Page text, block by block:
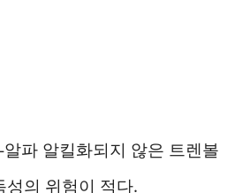
파 알킬화되지 않은 트렌볼
성의 위험이 적다.